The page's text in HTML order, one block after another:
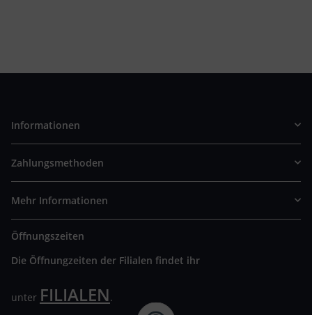
Informationen
Zahlungsmethoden
Mehr Informationen
Öffnungszeiten
Die Öffnungzeiten der Filialen findet ihr
unter FILIALEN.